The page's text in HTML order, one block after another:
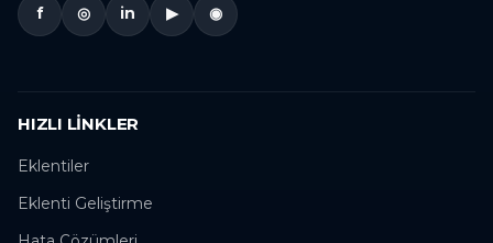
f ◎ in ▶ ◉
HIZLI LINKLER
Eklentiler
Eklenti Geliştirme